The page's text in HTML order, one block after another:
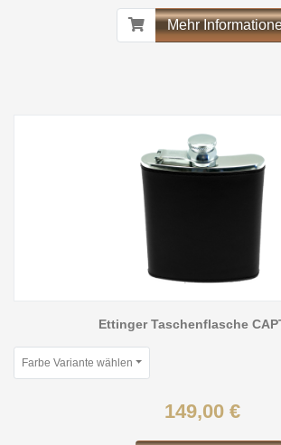
Mehr
Ettinger Taschenflasche
Farbe Variante wählen
149,00 €